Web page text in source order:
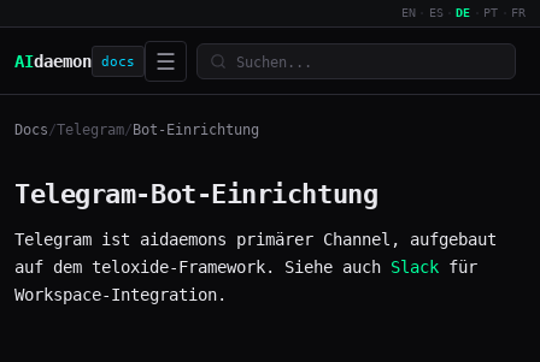
EN ES DE PT FR
AIdaemon docs ☰
Docs/Telegram/ Bot-Einrichtung
Telegram-Bot-Einrichtung
Telegram ist aidaemons primärer Channel, aufgebaut
auf dem teloxide-Framework. Siehe auch Slack für
Workspace-Integration.